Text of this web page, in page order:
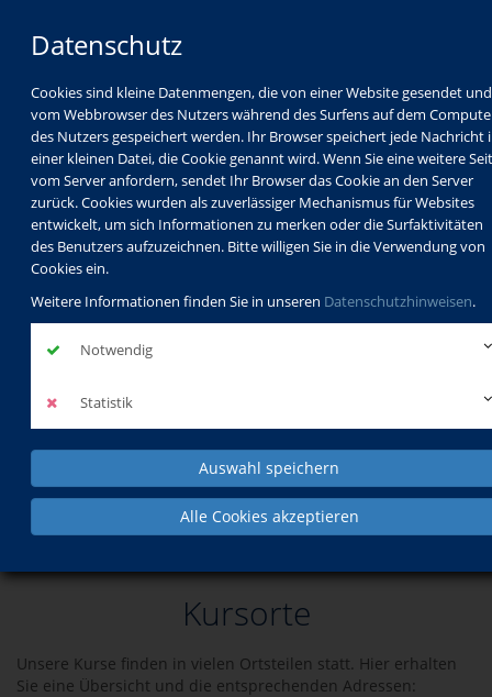
Datenschutz
Cookies sind kleine Datenmengen, die von einer Website gesendet und
vom Webbrowser des Nutzers während des Surfens auf dem
des Nutzers gespeichert werden. Ihr Browser speichert jede Nachricht
einer kleinen Datei, die Cookie genannt wird. Wenn Sie eine weitere
vom Server anfordern, sendet Ihr Browser das Cookie an den Server
zurück. Cookies wurden als zuverlässiger Mechanismus für Websites
entwickelt, um sich Informationen zu merken oder die Surfaktivitäten
des Benutzers aufzuzeichnen. Bitte willigen Sie in die Verwendung von
Cookies ein.
Weitere Informationen finden Sie in unseren Datenschutzhinweisen.
Notwendig
Statistik
Auswahl speichern
Alle Cookies akzeptieren
Kursorte
Kursorte
Unsere Kurse finden in vielen Ortsteilen statt. Hier erhalten
Sie eine Übersicht und die entsprechenden Adressen: